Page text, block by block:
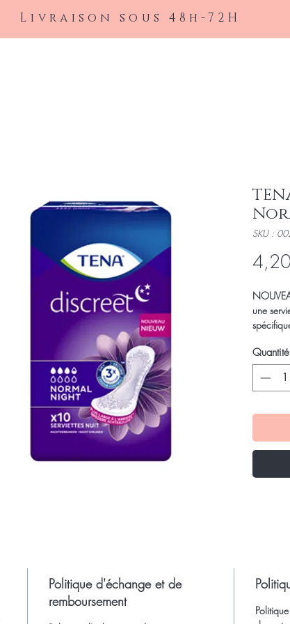
Livraison sous 48h-72H
SKU :
une
Elle est
Elle est
maintien
Quantité
Politique d'échange et de
remboursement